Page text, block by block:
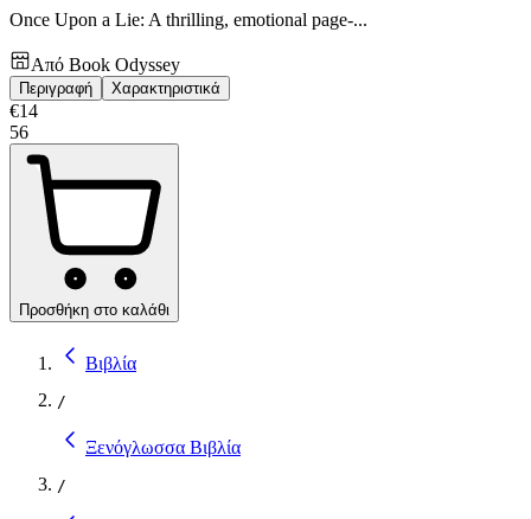
Once Upon a Lie: A thrilling, emotional page-...
Από Book Odyssey
Περιγραφή Χαρακτηριστικά
€14
56
Προσθήκη στο καλάθι
Βιβλία
/
Ξενόγλωσσα Βιβλία
/